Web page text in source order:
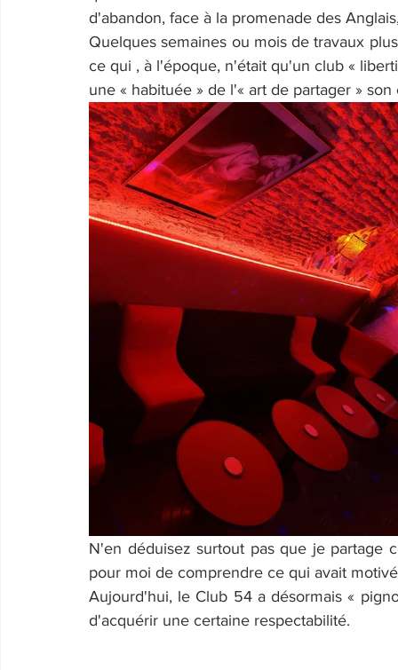
d'abandon, face à la promenade des
Quelques semaines ou mois de travaux
ce qui , à l'époque, n'était qu'un club «
une « habituée » de l'« art de partager »
N'en déduisez surtout pas que je partage
pour moi de comprendre ce qui avait
Aujourd'hui, le Club 54 a désormais «
d'acquérir une certaine respectabilité.